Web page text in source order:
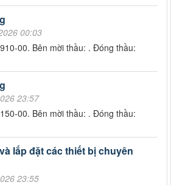
00:03
00. Bên mời thầu: . Đóng thầu:
23:57
00. Bên mời thầu: . Đóng thầu:
lắp đặt các thiết bị chuyên
23:55